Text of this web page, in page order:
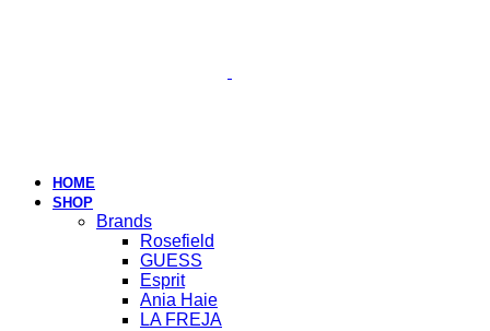
HOME
SHOP
Brands
Rosefield
GUESS
Esprit
Ania Haie
LA FREJA